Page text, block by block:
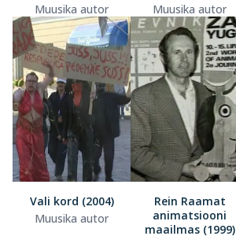
Muusika autor
Muusika autor
Vali kord (2004)
Muusika autor
Rein Raamat
animatsiooni
maailmas (1999)